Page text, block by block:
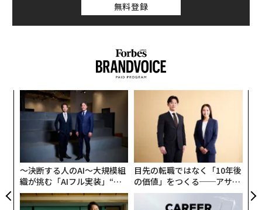
トランプはCNBCのエーモン・ジェイヴァーズ記者に対
し、交渉の中断に関しては「まったく気にしていない」
相に「レバノンで何が起きているのか」を直接尋ねるつ
無料登録
〜決断する人のAI〜大規模組
織が挑む「AIフル実装」“使
う”企業から“動く”企業へ【N
TTドコモビジネス×PwC】
目先の転職ではなく「10年後
の価値」をつくる──アサイ
ンの長期伴走型支援とは